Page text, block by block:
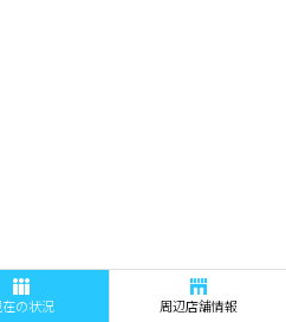
在の状況 周辺店舗情報